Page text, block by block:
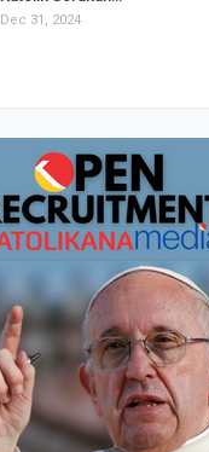
Pastor Diserang di Papua: